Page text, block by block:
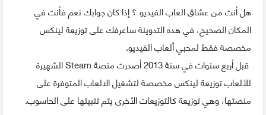
هل أنت من عشاق العاب الفيديو ؟ إذا كان جوابك نعم فأنت في
المكان الصحيح،في هده التدوينة ساعرفك على توزيعة لينكس
مخصصة فقط لمحبي ألعاب الفيديو.
قبل أربع سنوات في سنة 2013 أصدرت منصة
Steamالشهيرة
للألعاب توزيعة لينكس مخصصة لتشغيل الالعاب المتوفرة على
منصتها،وهي توزيعة كالتوزيعات الأخرى يتم تتبيتها على الحاسوب.